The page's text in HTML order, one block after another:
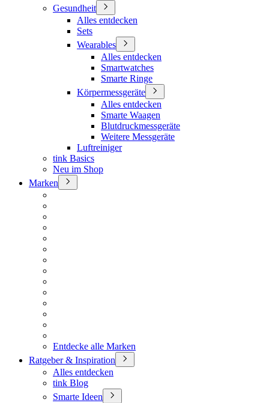
Gesundheit
Alles entdecken
Sets
Wearables
Alles entdecken
Smartwatches
Smarte Ringe
Körpermessgeräte
Alles entdecken
Smarte Waagen
Blutdruckmessgeräte
Weitere Messgeräte
Luftreiniger
tink Basics
Neu im Shop
Marken
Entdecke alle Marken
Ratgeber & Inspiration
Alles entdecken
tink Blog
Smarte Ideen